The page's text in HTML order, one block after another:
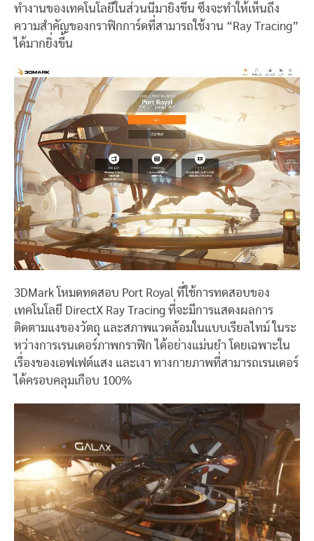
ทำงานของเทคโนโลยีในส่วนนี้มายิ่งขึ้น ซึ่งจะทำให้เห็นถึง
ความสำคัญของกราฟิกการ์ดที่สามารถใช้งาน “Ray Tracing”
ได้มากยิ่งขึ้น
3DMark โหมดทดสอบ Port Royal ที่ใช้การทดสอบของ
เทคโนโลยี DirectX Ray Tracing ที่จะมีการแสดงผลการ
ติดตามแงของวัตถุ และสภาพแวดล้อมในแบบเรียลไทม์ ในระ
หว่างการเรนเดอร์ภาพกราฟิก ได้อย่างแม่นยำ โดยเฉพาะใน
เรื่องของเอฟเฟต์แสง และเงา ทางกายภาพที่สามารถเรนเดอร์
ได้ครอบคลุมเกือบ 100%